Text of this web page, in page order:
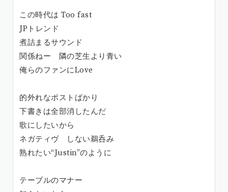
この時代は Too fast
JPトレンド
煮詰まるサウンド
関係ねー 隣の芝生より青い
俺らのファンにLove
的外れなポストばかり
下書きは全部消したんだ
歌にしたいから
ネガティヴ しない鵜呑み
熟れたい“Justin”のように
テーブルのマナー